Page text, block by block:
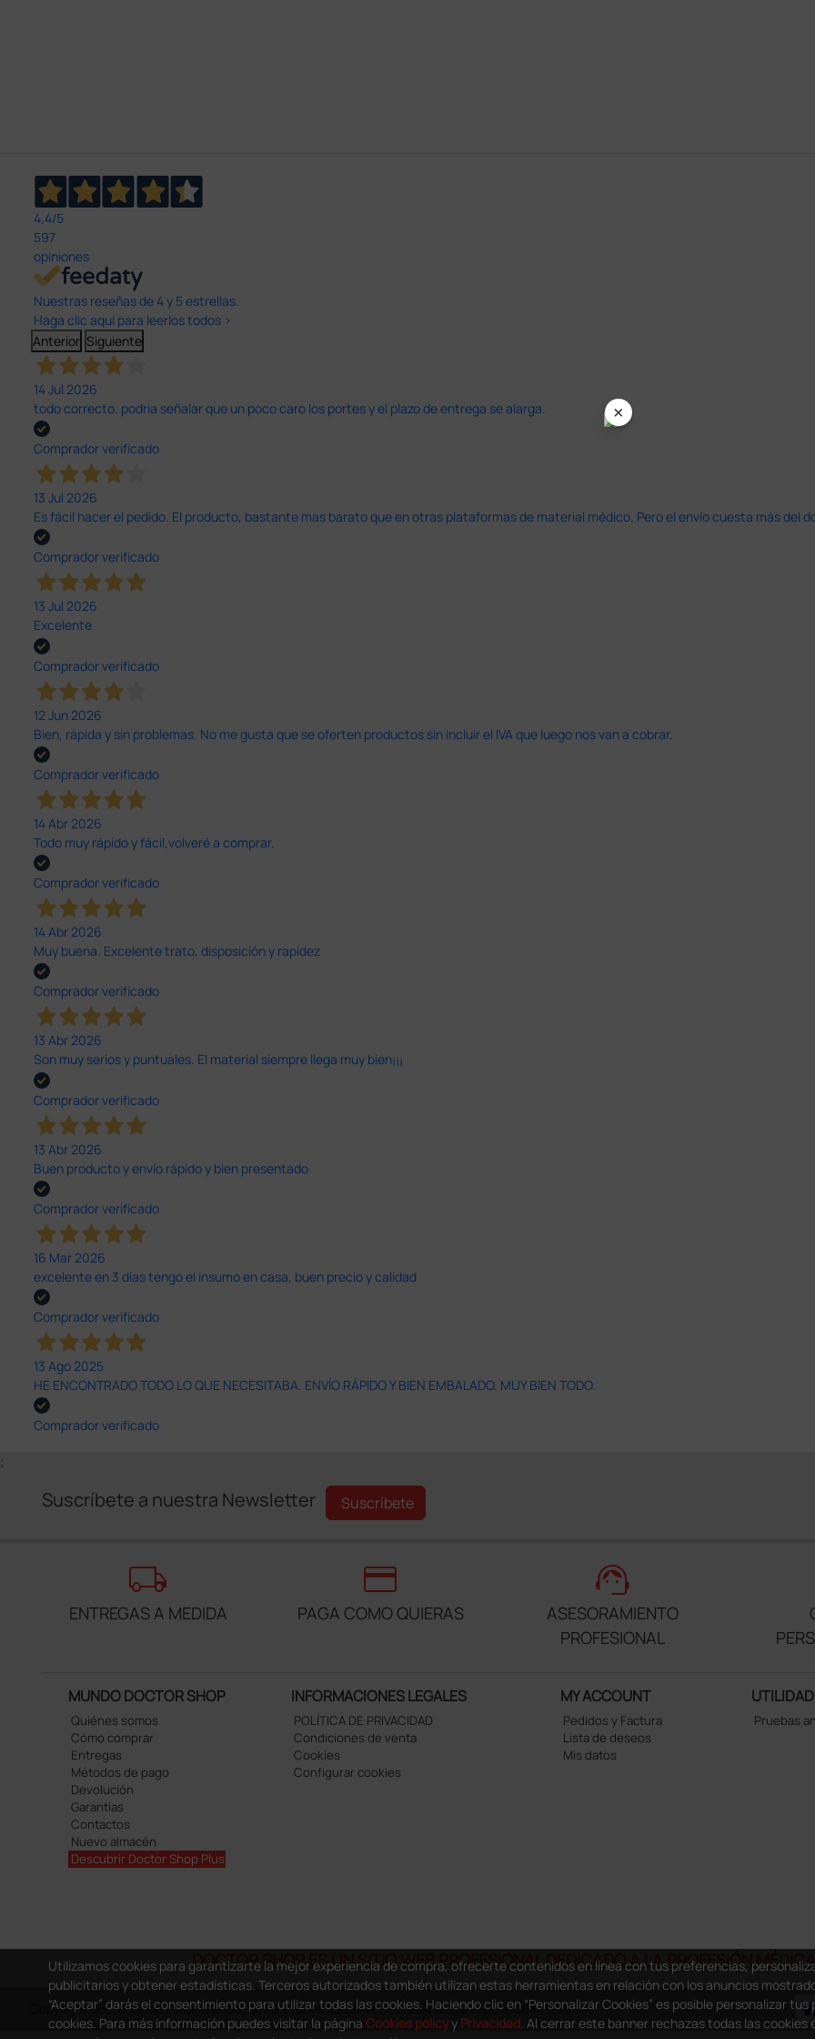
4,4/5
597
opiniones
Nuestras reseñas de 4 y 5 estrellas.
Haga clic aquí para leerlos todos >
Anterior Siguiente
14 Jul 2026
todo correcto. podria señalar que un poco caro los portes y el plazo de entrega se alarga.
Comprador verificado
13 Jul 2026
Es fácil hacer el pedido. El producto, bastante mas barato que en otras plataformas de material médico. Pero el envío cuesta más del
Comprador verificado
13 Jul 2026
Excelente
Comprador verificado
12 Jun 2026
Bien, rápida y sin problemas. No me gusta que se oferten productos sin incluir el IVA que luego nos van a cobrar.
Comprador verificado
14 Abr 2026
Todo muy rápido y fácil,volveré a comprar.
Comprador verificado
14 Abr 2026
Muy buena. Excelente trato, disposición y rapidez
Comprador verificado
13 Abr 2026
Son muy serios y puntuales. El material siempre llega muy bien¡¡¡
Comprador verificado
13 Abr 2026
Buen producto y envío rápido y bien presentado
Comprador verificado
16 Mar 2026
excelente en 3 días tengo el insumo en casa, buen precio y calidad
Comprador verificado
13 Ago 2025
HE ENCONTRADO TODO LO QUE NECESITABA. ENVÍO RÁPIDO Y BIEN EMBALADO. MUY BIEN TODO.
Comprador verificado
;
Suscríbete a nuestra Newsletter Suscríbete
local_shipping
ENTREGAS A MEDIDA
credit_card
PAGA COMO QUIERAS
support_agent
ASESORAMIENTO
PROFESIONAL
MUNDO DOCTOR SHOP
Quiénes somos
Cómo comprar
Entregas
Métodos de pago
Devolución
Garantías
Contactos
Nuevo almacén
Descubrir Doctor Shop Plus
INFORMACIONES LEGALES
POLÍTICA DE PRIVACIDAD
Condiciones de venta
Cookies
Configurar cookies
MY ACCOUNT
Pedidos y Factura
Lista de deseos
Mis datos
UTILIDAD
Pruebas
DOCTOR SHOP ES UN SITIO WEB PROFESIONAL DEDICADO A LA PROFESIÓN
Copyright Doctor Shop España 2005-2026 - Todos los derechos reservados - NIF.: B66341298
Utilizamos cookies para garantizarte la mejor experiencia de compra, ofrecerte contenidos en línea con tus preferencias,
publicitarios y obtener estadísticas. Terceros autorizados también utilizan estas herramientas en relación con los anuncios
“Aceptar” darás el consentimiento para utilizar todas las cookies. Haciendo clic en “Personalizar Cookies” es posible personalizar
cookies. Para más información puedes visitar la páginaCookies policyy Privacidad. Al cerrar este banner rechazas todas las
×